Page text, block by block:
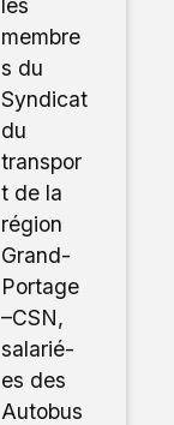
membre
s du
Syndicat
du
transpor
t de la
région
Grand-
Portage
–CSN,
salarié-
es des
Autobus